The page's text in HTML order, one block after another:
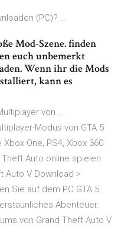
(PC)? …
Mod-Szene. finden
euch unbemerkt
Wenn ihr die Mods
kann es
von …
Modus von GTA 5
One, PS4, Xbox 360
Auto online spielen
Auto V Download >
Sie auf dem PC GTA 5
Abenteuer.
von Grand Theft Auto V